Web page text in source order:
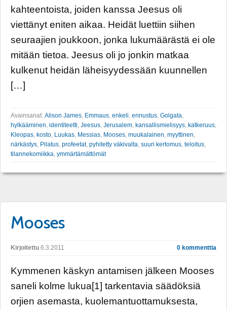
kahteentoista, joiden kanssa Jeesus oli
viettänyt eniten aikaa. Heidät luettiin siihen
seuraajien joukkoon, jonka lukumäärästä ei ole
mitään tietoa. Jeesus oli jo jonkin matkaa
kulkenut heidän läheisyydessään kuunnellen
[…]
Avainsanat: Alison James Emmaus enkeli ennustus Golgata
hylkääminen identiteetti Jeesus Jerusalem kansallismielisyys katkeruus
Kleopas kosto Luukas Messias Mooses muukalainen myyttinen
närkästys Pilatus profeetat, pyhitetty väkivalta suuri kertomus teloitus
tilannekomiikka ymmärtämättömät
Mooses
Kirjoitettu 6.3.2011 0 kommenttia
Kymmenen käskyn antamisen jälkeen Mooses
saneli kolme lukua[1] tarkentavia säädöksiä
orjien asemasta, kuolemantuottamuksesta,